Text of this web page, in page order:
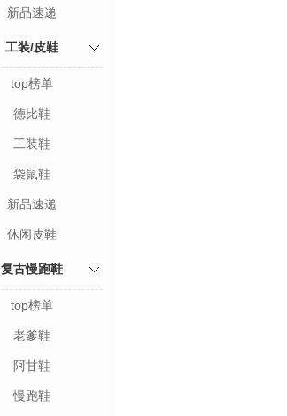
新品速递
工装/皮鞋
top榜单
德比鞋
工装鞋
袋鼠鞋
新品速递
休闲皮鞋
复古慢跑鞋
top榜单
老爹鞋
阿甘鞋
慢跑鞋